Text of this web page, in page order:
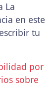
La
en este
tu
por
sobre